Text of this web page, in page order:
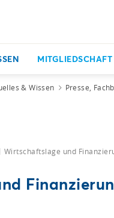
MITGLIEDSCHAFT
& Wissen Presse,
Wirtschaftslage und